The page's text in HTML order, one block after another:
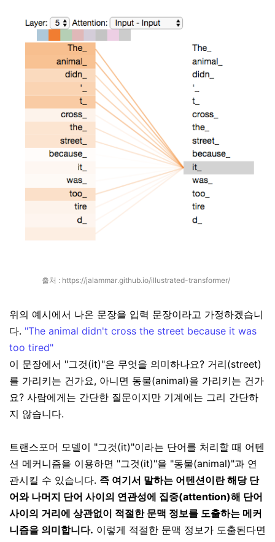
출처 : https://jalammar.github.io/illustrated-transformer/
위의 예시에서 나온 문장을 입력 문장이라고 가정하겠습니
다. "The animal didn't cross the street because it was
too tired"
이 문장에서 "그것(it)"은 무엇을 의미하나요? 거리(street)
를 가리키는 건가요, 아니면 동물(animal)을 가리키는 건가
요? 사람에게는 간단한 질문이지만 기계에는 그리 간단하
지 않습니다.
트랜스포머 모델이 "그것(it)"이라는 단어를 처리할 때 어텐
션 메커니즘을 이용하면 "그것(it)"을 "동물(animal)"과 연
관시킬 수 있습니다. 즉 여기서 말하는 어텐션이란 해당 단
어와 나머지 단어 사이의 연관성에 집중(attention)해 단어
사이의 거리에 상관없이 적절한 문맥 정보를 도출하는 메커
니즘을 의미합니다. 이렇게 적절한 문맥 정보가 도출된다면